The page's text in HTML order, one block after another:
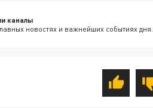
каналы
новостях и важнейших событиях дня.